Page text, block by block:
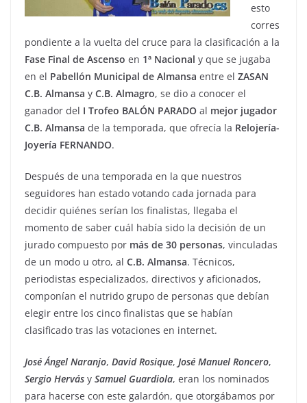
esto
corres
pondiente a la vuelta del cruce para la clasificación a la
Fase Final de Ascenso en 1ª Nacional y que se jugaba
en el Pabellón Municipal de Almansa entre el ZASAN
C.B. Almansa y C.B. Almagro, se dio a conocer el
ganador del I Trofeo BALÓN PARADO al mejor jugador
C.B. Almansa de la temporada, que ofrecía la Relojería-
Joyería FERNANDO.
Después de una temporada en la que nuestros
seguidores han estado votando cada jornada para
decidir quiénes serían los finalistas, llegaba el
momento de saber cuál había sido la decisión de un
jurado compuesto por más de 30 personas, vinculadas
de un modo u otro, al C.B. Almansa. Técnicos,
periodistas especializados, directivos y aficionados,
componían el nutrido grupo de personas que debían
elegir entre los cinco finalistas que se habían
clasificado tras las votaciones en internet.
José Ángel Naranjo, David Rosique, José Manuel Roncero,
Sergio Hervás y Samuel Guardiola, eran los nominados
para hacerse con este galardón, que otorgábamos por